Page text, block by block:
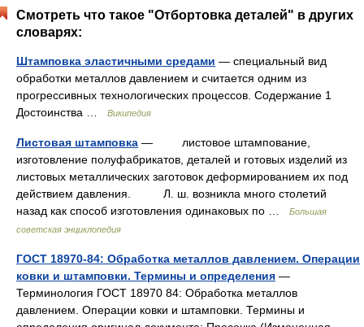
Смотреть что такое "Отбортовка деталей" в других
словарях:
Штамповка эластичными средами — специальный вид
обработки металлов давлением и считается одним из
прогрессивных технологических процессов. Содержание 1
Достоинства …
Википедия
Листовая штамповка — листовое штампование,
изготовление полуфабрикатов, деталей и готовых изделий из
листовых металлических заготовок деформированием их под
действием давления. Л. ш. возникла много столетий
назад как способ изготовления одинаковых по …
Большая
советская энциклопедия
ГОСТ 18970-84: Обработка металлов давлением. Операции
ковки и штамповки. Термины и определения —
Терминология ГОСТ 18970 84: Обработка металлов
давлением. Операции ковки и штамповки. Термины и